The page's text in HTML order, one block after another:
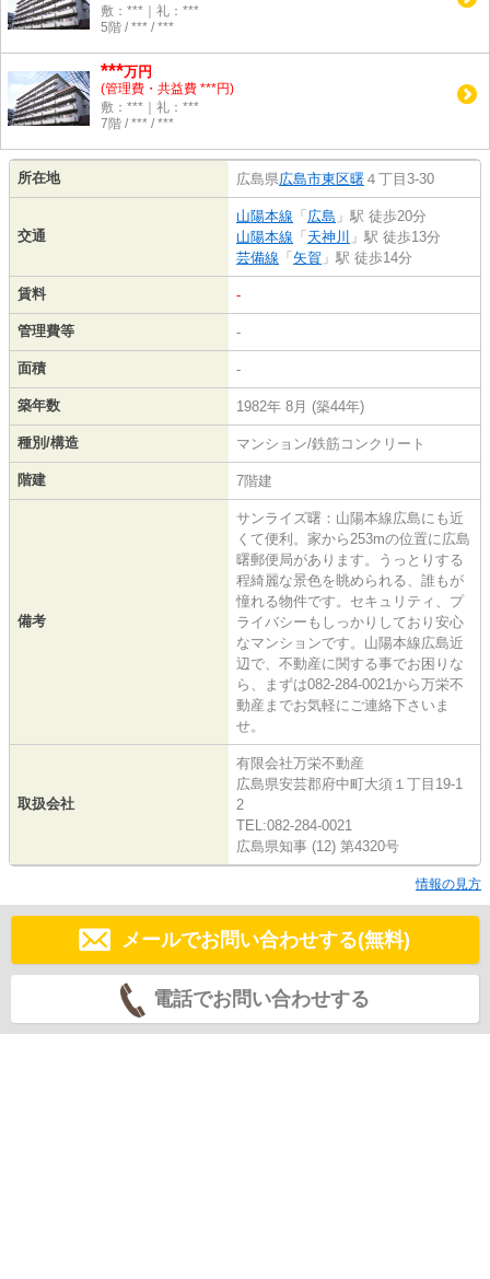
敷：***｜礼：***
5階 / *** / ***
***万円
(管理費・共益費 ***円)
敷：***｜礼：***
7階 / *** / ***
所在地 広島県広島市東区曙 ４丁目3-30
交通
山陽本線 「 広島 」駅 徒歩20分
山陽本線 「 天神川 」駅 徒歩13分
芸備線 「 矢賀 」駅 徒歩14分
賃料 -
管理費等 -
面積 -
築年数 1982年 8月 (築44年)
種別/構造 マンション/鉄筋コンクリート
階建 7階建
備考
サンライズ曙：山陽本線広島にも近
くて便利。家から253mの位置に広島
曙郵便局があります。うっとりする
程綺麗な景色を眺められる、誰もが
憧れる物件です。セキュリティ、プ
ライバシーもしっかりしており安心
なマンションです。山陽本線広島近
辺で、不動産に関する事でお困りな
ら、まずは082-284-0021から万栄不
動産までお気軽にご連絡下さいま
せ。
取扱会社
有限会社万栄不動産
広島県安芸郡府中町大須１丁目19-1
2
TEL:082-284-0021
広島県知事 (12) 第4320号
情報の見方
メールでお問い合わせする(無料)
電話でお問い合わせする